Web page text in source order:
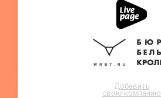
Добавить
свою компанию